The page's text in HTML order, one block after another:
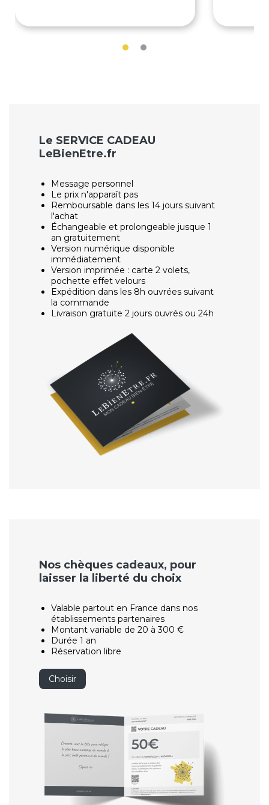
Le SERVICE CADEAU
LeBienEtre.fr
Message personnel
Le prix n'apparaît pas
Remboursable dans les 14 jours suivant
l'achat
Échangeable et prolongeable jusque 1
an gratuitement
Version numérique disponible
immédiatement
Version imprimée : carte 2 volets,
pochette effet velours
Expédition dans les 8h ouvrées suivant
la commande
Livraison gratuite 2 jours ouvrés ou 24h
Nos chèques cadeaux, pour
laisser la liberté du choix
Valable partout en France dans nos
établissements partenaires
Montant variable de 20 à 300 €
Durée 1 an
Réservation libre
Choisir